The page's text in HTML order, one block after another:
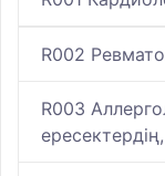
R002
R003